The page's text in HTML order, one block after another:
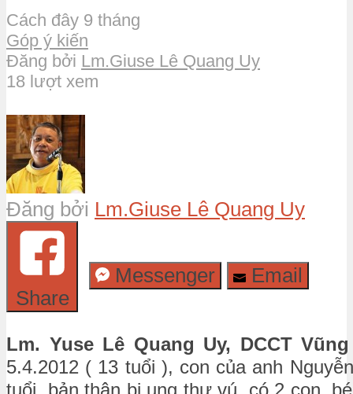
Cách đây 9 tháng
Góp ý kiến
Đăng bởi Lm.Giuse Lê Quang Uy
18 lượt xem
Đăng bởi Lm.Giuse Lê Quang Uy
Share
Messenger Email
Lm. Yuse Lê Quang Uy, DCCT
5.4.2012 ( 13 tuổi ), con của anh
tuổi, bản thân bị ung thư vú, có 2 con,